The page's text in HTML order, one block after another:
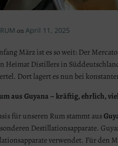
on April 11, 2025
März ist es so weit: Der
Heimat Distillers in
Dort lagert es nun bei
aus Guyana – kräftig, ehrlich,
für unseren Rum stammt aus
Destillationsapparate.
verwendet. Für den